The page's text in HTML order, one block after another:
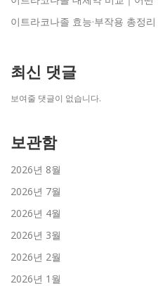
이트라코나졸 효능·부작용 총정
최신 댓글
보여줄 댓글이 없습니다.
보관함
2026년 8월
2026년 7월
2026년 4월
2026년 3월
2026년 2월
2026년 1월